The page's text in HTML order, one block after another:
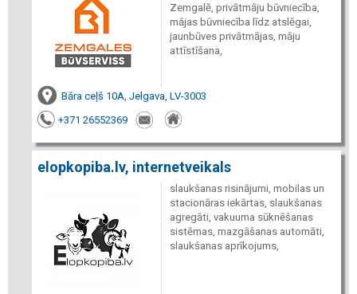
Zemgalē, privātmāju būvniecība,
mājas būvniecība līdz atslēgai,
jaunbūves privātmājas, māju
attīstīšana,
Bāra ceļš 10A, Jelgava, LV-3003
+371 26552369
elopkopiba.lv, internetveikals
slaukšanas risinājumi, mobilas un
stacionāras iekārtas, slaukšanas
agregāti, vakuuma sūknēšanas
sistēmas, mazgāšanas automāti,
slaukšanas aprīkojums,